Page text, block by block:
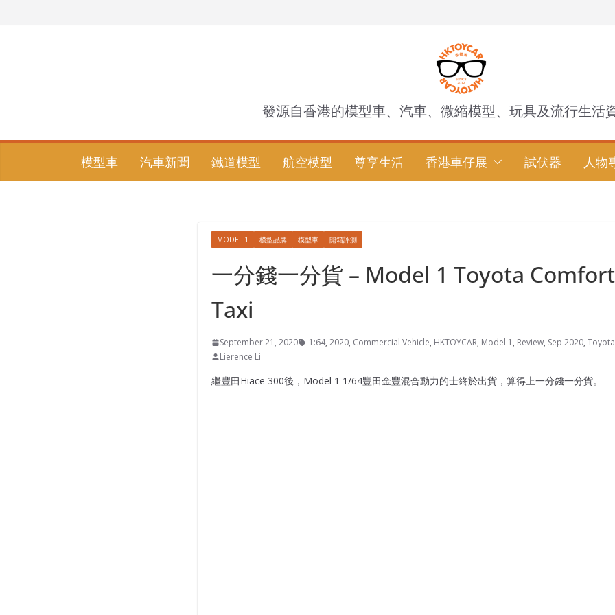
發源自香港的模型車、汽車、微縮模型、玩具及流行生活
模型車 汽車新聞 鐵道模型 航空模型 尊享生活 香港車仔展 試伏器 人物
MODEL 1 模型品牌 模型車 開箱評測
一分錢一分貨 – Model 1 Toyota
Taxi
September 21, 2020 1:64, 2020, Commercial Vehicle, HKTOYCAR, Model 1 , Review, Sep 2020, Toyota
Lierence Li
繼豐田Hiace 300後，Model 1 1/64豐田金豐混合動力的士終於出貨，算得上一分錢一分貨。